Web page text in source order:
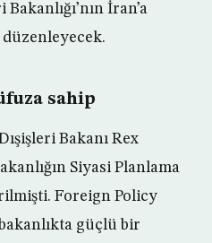
İran’a
sahip
Bakanı Rex
Siyasi Planlama
Foreign Policy
güçlü bir